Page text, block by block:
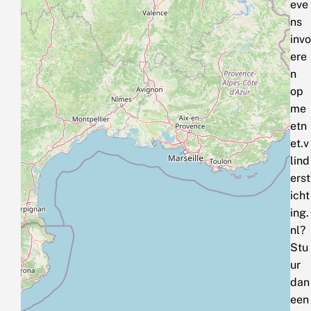
eve
ns
invo
ere
n
op
me
etn
et.v
lind
erst
icht
ing.
nl?
Stu
ur
dan
een